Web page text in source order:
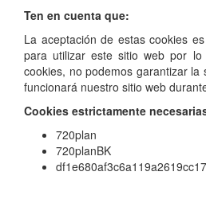
Ten en cuenta que:
La aceptación de estas cookies
para utilizar este sitio web por
cookies, no podemos garantizar la
funcionará nuestro sitio web
Cookies estrictamente
720plan
720planBK